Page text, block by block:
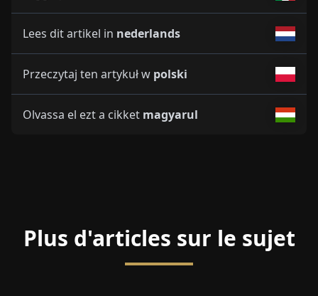
Lees dit artikel in nederlands
Przeczytaj ten artykuł w polski
Olvassa el ezt a cikket magyarul
Plus d'articles sur le sujet